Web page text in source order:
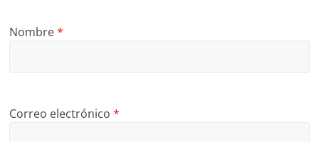
Nombre*
Correo electrónico*